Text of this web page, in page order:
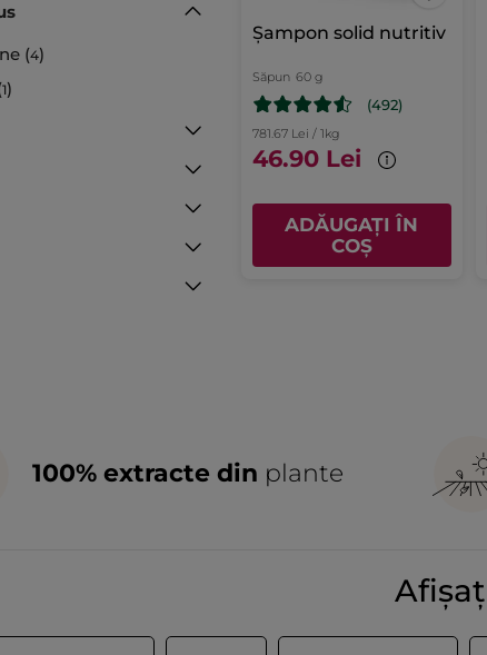
(4)
1)
Șampon solid nutritiv
Săpun 60 g
(492)
781.67 Lei / 1kg
46.90 Lei
ADĂUGAȚI ÎN
COȘ
100% extracte din plante